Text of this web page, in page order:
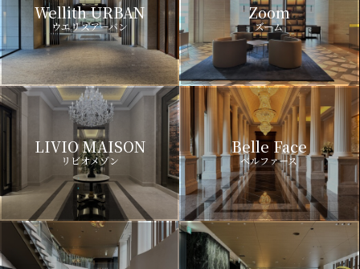
Wellith URBAN
ウエリスアーバン
Zoom
ズーム
LIVIO MAISON
リビオメゾン
Belle Face
ベルファース